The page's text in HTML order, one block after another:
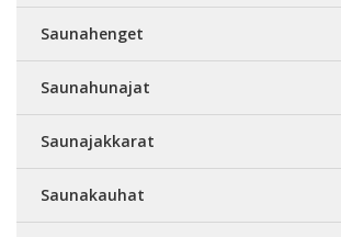
Saunahenget
Saunahunajat
Saunajakkarat
Saunakauhat